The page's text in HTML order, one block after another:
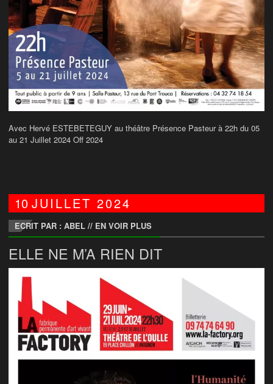
Avec Hervé ESTEBETEGUY au théâtre Présence Pasteur à 22h du 05
au 21 Juillet 2024 Off 2024
10JUILLET2024
ECRIT PAR : ABEL // EN VOIR PLUS
ELLE NE M’A RIEN DIT